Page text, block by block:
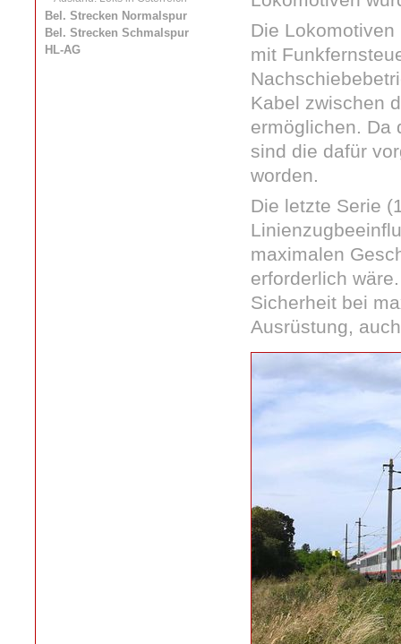
Bel. Strecken Normalspur
Bel. Strecken Schmalspur
HL-AG
Die
mit
Kabel zwischen
ermöglichen. Da
sind die dafür
worden.
Die letzte Serie
maximalen
erforderlich
Sicherheit bei
Ausrüstung,